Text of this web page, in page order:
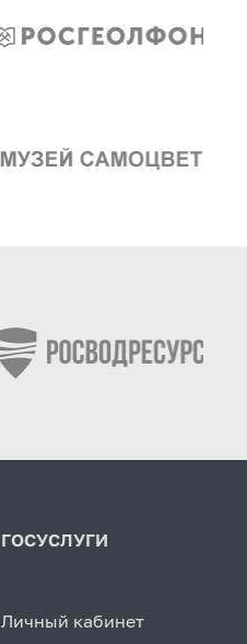
ГОСУСЛУГИ
Личный кабинет